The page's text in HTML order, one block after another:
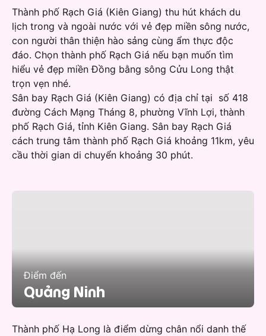
Thành phố Rạch Giá (Kiên Giang) thu hút khách du
lịch trong và ngoài nước với vẻ đẹp miền sông nước,
con người thân thiện hào sảng cùng ẩm thực độc
đáo. Chọn thành phố Rạch Giá nếu bạn muốn tìm
hiểu vẻ đẹp miền Đồng bằng sông Cửu Long thật
trọn vẹn nhé.
Sân bay Rạch Giá (Kiên Giang) có địa chỉ tại số 418
đường Cách Mạng Tháng 8, phường Vĩnh Lợi, thành
phố Rạch Giá, tỉnh Kiên Giang. Sân bay Rạch Giá
cách trung tâm thành phố Rạch Giá khoảng 11km, yêu
cầu thời gian di chuyển khoảng 30 phút.
Điểm đến
Quảng Ninh
Thành phố Hạ Long là điểm dừng chân nổi danh thế